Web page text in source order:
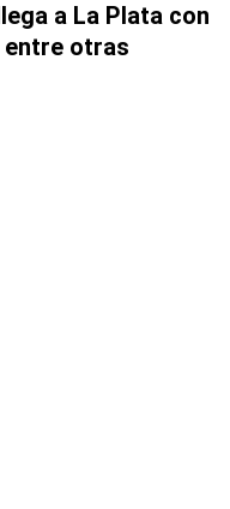
a La Plata con
entre otras